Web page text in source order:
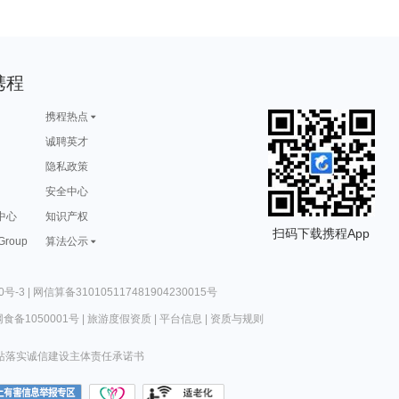
程
携程热点
诚聘英才
隐私政策
安全中心
心
知识产权
算法公示
扫码下载携程App
号-3 | 网信算备310105117481904230015号
食备1050001号| 旅游度假资质| 平台信息 | 资质与规则
落实诚信建设主体责任承诺书